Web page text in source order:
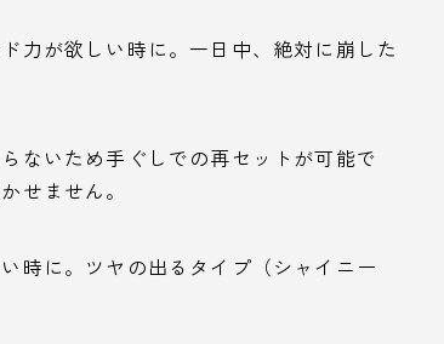
力が欲しい時に。一日中、絶対に崩した
ないため手ぐしでの再セットが可能で
せません。
時に。ツヤの出るタイプ（シャイニー